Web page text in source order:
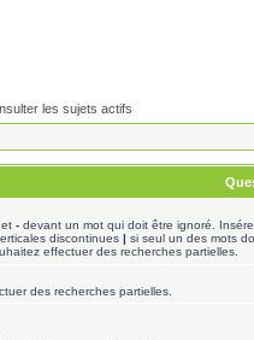
les sujets actifs
- devant un mot qui doit être ignoré.
discontinues | si seul un des mots
effectuer des recherches partielles.
des recherches partielles.